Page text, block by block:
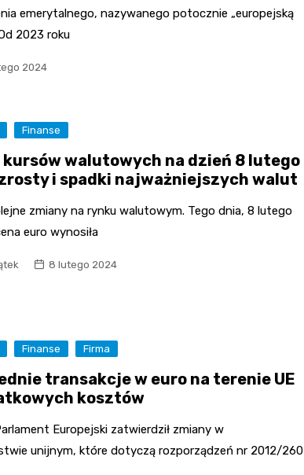
emerytalnego, nazywanego potocznie „europejską
2023 roku
2024
Finanse
kursów walutowych na dzień 8 lutego
i spadki najważniejszych walut
zmiany na rynku walutowym. Tego dnia, 8 lutego
euro wynosiła
8 lutego 2024
Finanse Firma
transakcje w euro na terenie UE
kosztów
Europejski zatwierdził zmiany w
unijnym, które dotyczą rozporządzeń nr 2012/260